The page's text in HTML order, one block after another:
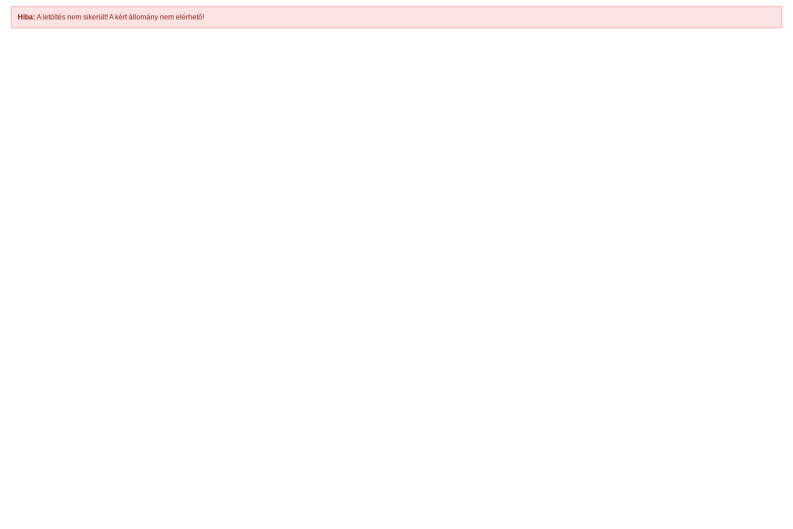
Hiba: A letöltés nem sikerült! A kért állomány nem elérhető!